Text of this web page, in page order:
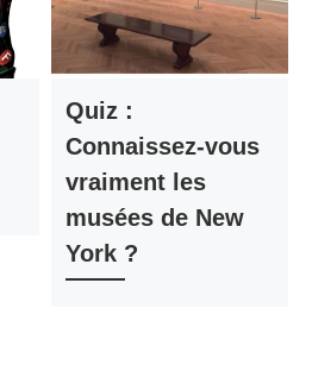
Quiz :
Connaissez-vous
vraiment les
musées de New
York ?